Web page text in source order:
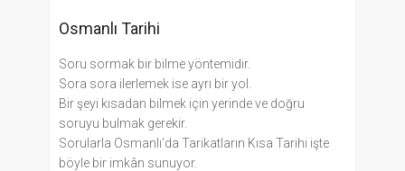
Osmanlı Tarihi
Soru sormak bir bilme yöntemidir.
Sora sora ilerlemek ise ayrı bir yol.
Bir şeyi kısadan bilmek için yerinde ve doğru
soruyu bulmak gerekir.
Sorularla Osmanlı’da Tarikatların Kısa Tarihi işte
böyle bir imkân sunuyor.